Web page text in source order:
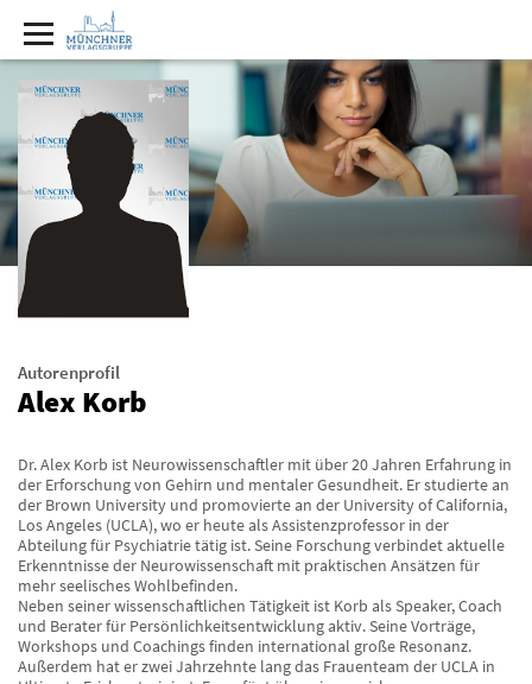
Autorenprofil
Alex Korb
Dr. Alex Korb ist Neurowissenschaftler mit über 20 Jahren Erfahrung in
der Erforschung von Gehirn und mentaler Gesundheit. Er studierte an
der Brown University und promovierte an der University of California,
Los Angeles (UCLA), wo er heute als Assistenzprofessor in der
Abteilung für Psychiatrie tätig ist. Seine Forschung verbindet aktuelle
Erkenntnisse der Neurowissenschaft mit praktischen Ansätzen für
mehr seelisches Wohlbefinden.
Neben seiner wissenschaftlichen Tätigkeit ist Korb als Speaker, Coach
und Berater für Persönlichkeitsentwicklung aktiv. Seine Vorträge,
Workshops und Coachings finden international große Resonanz.
Außerdem hat er zwei Jahrzehnte lang das Frauenteam der UCLA in